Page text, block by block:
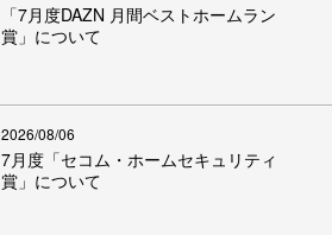
「7月度DAZN 月間ベストホームラン
賞」について
2026/08/06
7月度「セコム・ホームセキュリティ
賞」について